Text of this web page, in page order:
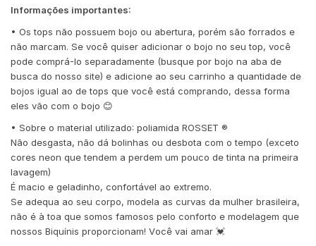
Informações importantes:
• Os tops não possuem bojo ou abertura, porém são forrados e
não marcam. Se você quiser adicionar o bojo no seu top, você
pode comprá-lo separadamente (busque por bojo na aba de
busca do nosso site) e adicione ao seu carrinho a quantidade de
bojos igual ao de tops que você está comprando, dessa forma
eles vão com o bojo 😊
• Sobre o material utilizado: poliamida ROSSET ®️
Não desgasta, não dá bolinhas ou desbota com o tempo (exceto
cores neon que tendem a perdem um pouco de tinta na primeira
lavagem)
É macio e geladinho, confortável ao extremo.
Se adequa ao seu corpo, modela as curvas da mulher brasileira,
não é à toa que somos famosos pelo conforto e modelagem que
nossos Biquínis proporcionam! Você vai amar 💓